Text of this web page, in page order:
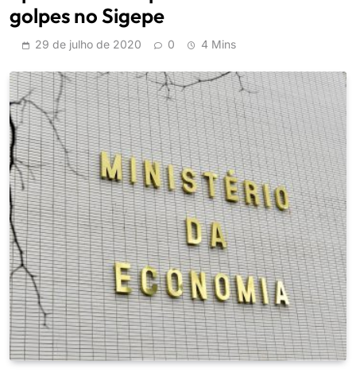
golpes no Sigepe
29 de julho de 2020 0 4 Mins